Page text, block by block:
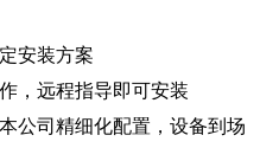
安装方案
，远程指导即可安装
公司精细化配置，设备到场